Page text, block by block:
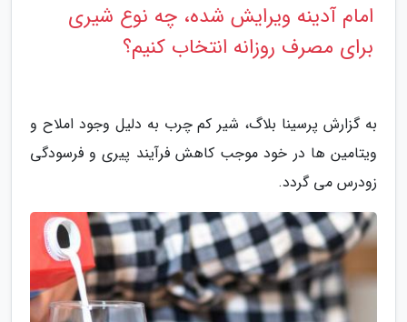
امام آدینه ویرایش شده، چه نوع شیری
برای مصرف روزانه انتخاب کنیم؟
به گزارش پرسینا بلاگ، شیر کم چرب به دلیل وجود املاح و
ویتامین ها در خود موجب کاهش فرآیند پیری و فرسودگی
زودرس می گردد.